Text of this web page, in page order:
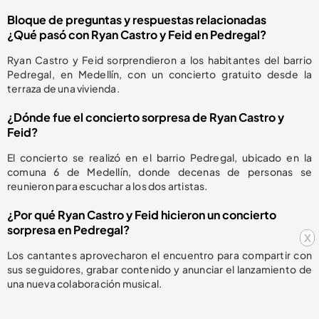
x
Bloque de preguntas y respuestas relacionadas
¿Qué pasó con Ryan Castro y Feid en Pedregal?
Ryan Castro y Feid sorprendieron a los habitantes del barrio
Pedregal, en Medellín, con un concierto gratuito desde la
terraza de una vivienda.
¿Dónde fue el concierto sorpresa de Ryan Castro y
Feid?
El concierto se realizó en el barrio Pedregal, ubicado en la
comuna 6 de Medellín, donde decenas de personas se
reunieron para escuchar a los dos artistas.
¿Por qué Ryan Castro y Feid hicieron un concierto
sorpresa en Pedregal?
Los cantantes aprovecharon el encuentro para compartir con
sus seguidores, grabar contenido y anunciar el lanzamiento de
una nueva colaboración musical.